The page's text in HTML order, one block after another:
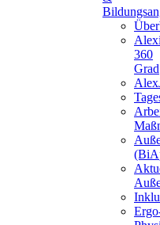
360
Grad